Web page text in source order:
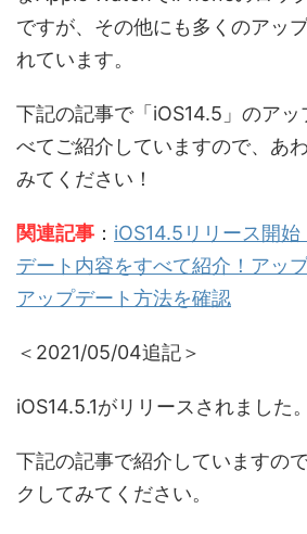
ですが、その他にも多くのアッ
れています。
下記の記事で「iOS14.5」のア
べてご紹介していますので、あ
みてください！
関連記事 ： iOS14.5リリース開
デート内容をすべて紹介！アッ
アップデート方法を確認
＜2021/05/04追記＞
iOS14.5.1がリリースされました。
下記の記事で紹介していますの
クしてみてください。